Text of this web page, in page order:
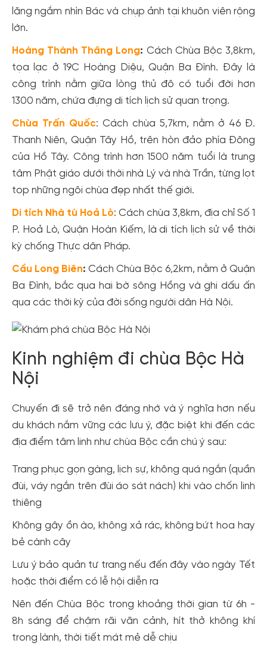
lăng ngắm nhìn Bác và chụp ảnh tại khuôn viên rộng
lớn.
Hoàng Thành Thăng Long: Cách Chùa Bộc 3,8km,
tọa lạc ở 19C Hoàng Diệu, Quận Ba Đình. Đây là
công trình nằm giữa lòng thủ đô có tuổi đời hơn
1300 năm, chứa đựng di tích lịch sử quan trọng.
Chùa Trấn Quốc: Cách chùa 5,7km, nằm ở 46 Đ.
Thanh Niên, Quận Tây Hồ, trên hòn đảo phía Đông
của Hồ Tây. Công trình hơn 1500 năm tuổi là trung
tâm Phật giáo dưới thời nhà Lý và nhà Trần, từng lọt
top những ngôi chùa đẹp nhất thế giới.
Di tích Nhà tù Hoả Lò: Cách chùa 3,8km, địa chỉ Số 1
P. Hoả Lò, Quận Hoàn Kiếm, là di tích lịch sử về thời
kỳ chống Thực dân Pháp.
Cầu Long Biên: Cách Chùa Bộc 6,2km, nằm ở Quận
Ba Đình, bắc qua hai bờ sông Hồng và ghi dấu ấn
qua các thời kỳ của đời sống người dân Hà Nội.
Kinh nghiệm đi chùa Bộc Hà
Nội
Chuyến đi sẽ trở nên đáng nhớ và ý nghĩa hơn nếu
du khách nắm vững các lưu ý, đặc biệt khi đến các
địa điểm tâm linh như chùa Bộc cần chú ý sau:
Trang phục gọn gàng, lịch sự, không quá ngắn (quần
đùi, váy ngắn trên đùi áo sát nách) khi vào chốn linh
thiêng
Không gây ồn ào, không xả rác, không bứt hoa hay
bẻ cành cây
Lưu ý bảo quản tư trang nếu đến đây vào ngày Tết
hoặc thời điểm có lễ hội diễn ra
Nên đến Chùa Bộc trong khoảng thời gian từ 6h -
8h sáng để chậm rãi vãn cảnh, hít thở không khí
trong lành, thời tiết mát mẻ dễ chịu